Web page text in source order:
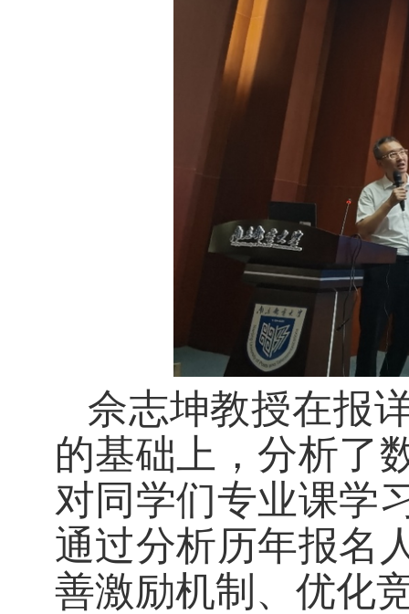
佘志坤教授在报
的基础上，分析了
对同学们专业课学
通过分析历年报名
善激励机制、优化